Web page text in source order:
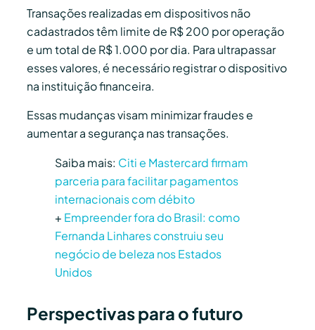
Transações realizadas em dispositivos não
cadastrados têm limite de R$ 200 por operação
e um total de R$ 1.000 por dia. Para ultrapassar
esses valores, é necessário registrar o dispositivo
na instituição financeira.
Essas mudanças visam minimizar fraudes e
aumentar a segurança nas transações.
Saiba mais: Citi e Mastercard firmam
parceria para facilitar pagamentos
internacionais com débito
+ Empreender fora do Brasil: como
Fernanda Linhares construiu seu
negócio de beleza nos Estados
Unidos
Perspectivas para o futuro